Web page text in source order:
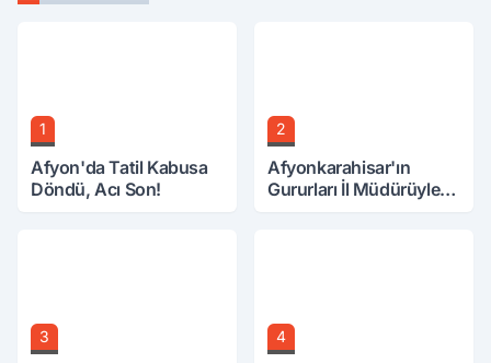
1
Afyon'da Tatil Kabusa
Döndü, Acı Son!
2
Afyonkarahisar'ın
Gururları İl Müdürüyle
3 4